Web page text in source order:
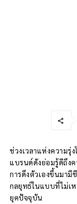
ช่วงเวลาแห่งความรุ่
แบรนด์ดังย่อมรู้ดีถึง
การดึงตัวเองขึ้นมามี
กลยุทธ์ในแบบที่ไม่เ
ยุคปัจจุบัน